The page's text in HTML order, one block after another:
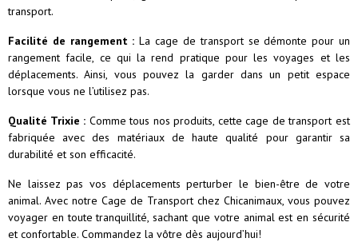
transport.
Facilité de rangement : La cage de transport se démonte pour un
rangement facile, ce qui la rend pratique pour les voyages et les
déplacements. Ainsi, vous pouvez la garder dans un petit espace
lorsque vous ne l’utilisez pas.
Qualité Trixie : Comme tous nos produits, cette cage de transport est
fabriquée avec des matériaux de haute qualité pour garantir sa
durabilité et son efficacité.
Ne laissez pas vos déplacements perturber le bien-être de votre
animal. Avec notre Cage de Transport chez Chicanimaux, vous pouvez
voyager en toute tranquillité, sachant que votre animal est en sécurité
et confortable. Commandez la vôtre dès aujourd’hui!